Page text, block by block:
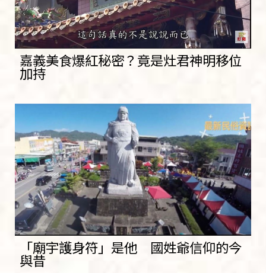
嘉義美食爆紅秘密？竟是灶君神明移位
加持
「廟宇護身符」是他 國姓爺信仰的今
與昔